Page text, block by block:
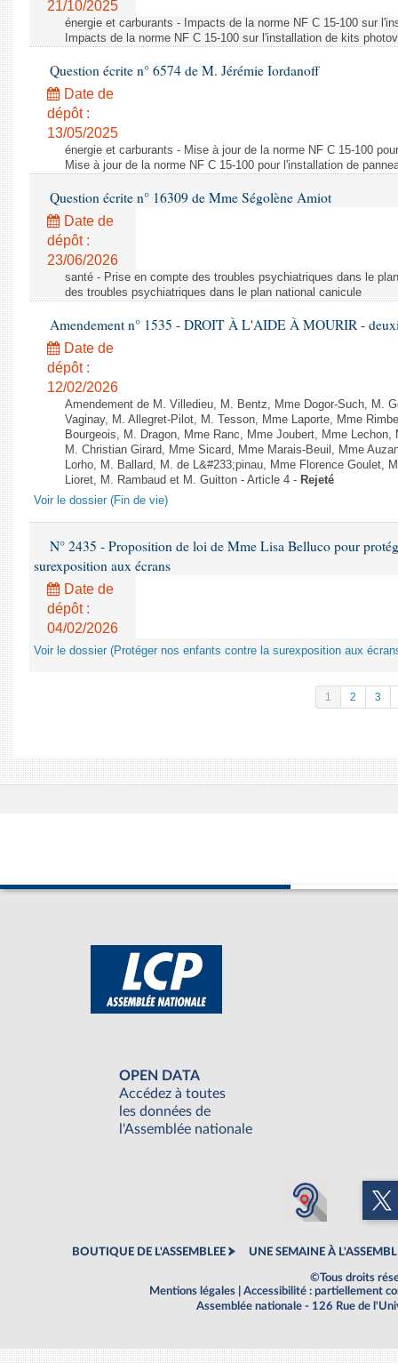
21/10/2025
énergie et carburants - Impacts de la norme NF C 15-100 sur
Impacts de la norme NF C 15-100 sur l'installation de kits
Question écrite n° 6574 de M. Jérémie Iordanoff
Date de
dépôt :
13/05/2025
énergie et carburants - Mise à jour de la norme NF C 15-100
Mise à jour de la norme NF C 15-100 pour l'installation de
Question écrite n° 16309 de Mme Ségolène Amiot
Date de
dépôt :
23/06/2026
santé - Prise en compte des troubles psychiatriques dans le
des troubles psychiatriques dans le plan national canicule
Amendement n° 1535 - DROIT À L'AIDE À MOURIR -
Date de
dépôt :
12/02/2026
Amendement de M. Villedieu, M. Bentz, Mme Dogor-Such, M.
Vaginay, M. Allegret-Pilot, M. Tesson, Mme Laporte, Mme
Bourgeois, M. Dragon, Mme Ranc, Mme Joubert, Mme
M. Christian Girard, Mme Sicard, Mme Marais-Beuil, Mme
Lorho, M. Ballard, M. de L&#233;pinau, Mme Florence Goulet,
Lioret, M. Rambaud et M. Guitton - Article 4 - Rejeté
Voir le dossier (Fin de vie)
N° 2435 - Proposition de loi de Mme Lisa Belluco pour
surexposition aux écrans
Date de
dépôt :
04/02/2026
Voir le dossier (Protéger nos enfants contre la surexposition aux
1 2 3
OPEN DATA
Accédez à toutes
les données de
l'Assemblée nationale
BOUTIQUE DE L'ASSEMBLEE UNE SEMAINE À
©Tous droits
Mentions légales
Accessibilité : partiellement
Assemblée nationale - 126 Rue de